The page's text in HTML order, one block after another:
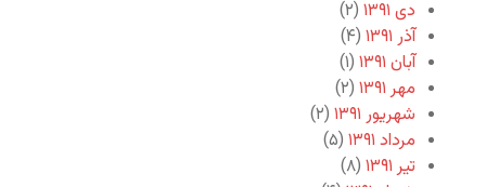
دی ۱۳۹۱
(۲)
آذر ۱۳۹۱
(۴)
آبان ۱۳۹۱
(۱)
مهر ۱۳۹۱
(۲)
شهریور ۱۳۹۱
(۲)
مرداد ۱۳۹۱
(۵)
تیر ۱۳۹۱
(۸)